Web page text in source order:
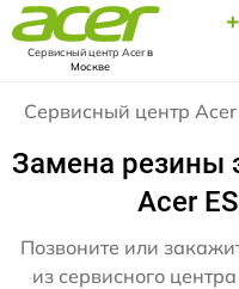
Сервисный центр Acerв
Москве
Сервисный центр Acer
Замена резины
Acer
Позвоните или
из сервисного